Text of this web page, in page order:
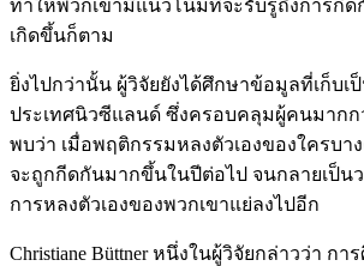
ทำให้พวกเขามีแนวโน้มที่จะรับรู้ถึงการกีด
เกิดขึ้นก็ตาม
ยิ่งไปกว่านั้น ผู้วิจัยยังได้ศึกษาข้อมูลที่เก็บเป็
ประเทศนิวซีแลนด์ ซึ่งครอบคลุมผู้คนมากก
พบว่า เมื่อพฤติกรรมหลงตัวเองของใครบา
จะถูกกีดกันมากขึ้นในปีต่อไป จนกลายเป็นว
การหลงตัวเองของพวกเขาแย่ลงไปอีก
Christiane Büttner หนึ่งในผู้วิจัยกล่าวว่า ก